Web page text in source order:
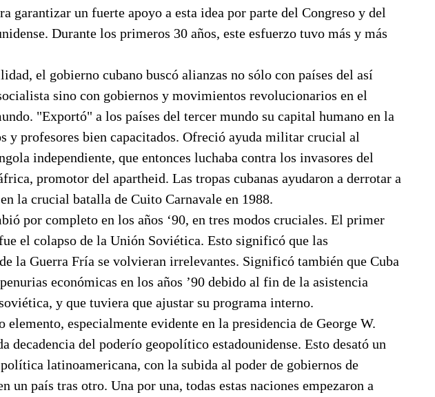
garantizar un fuerte apoyo a esta idea por parte del Congreso y del
Durante los primeros 30 años, este esfuerzo tuvo más y más
el gobierno cubano buscó alianzas no sólo con países del así
sino con gobiernos y movimientos revolucionarios en el
"Exportó" a los países del tercer mundo su capital humano en la
y profesores bien capacitados. Ofreció ayuda militar crucial al
independiente, que entonces luchaba contra los invasores del
promotor del apartheid. Las tropas cubanas ayudaron a derrotar a
la crucial batalla de Cuito Carnavale en 1988.
por completo en los años ‘90, en tres modos cruciales. El primer
el colapso de la Unión Soviética. Esto significó que las
la Guerra Fría se volvieran irrelevantes. Significó también que Cuba
económicas en los años ’90 debido al fin de la asistencia
y que tuviera que ajustar su programa interno.
elemento, especialmente evidente en la presidencia de George W.
decadencia del poderío geopolítico estadounidense. Esto desató un
latinoamericana, con la subida al poder de gobiernos de
un país tras otro. Una por una, todas estas naciones empezaron a